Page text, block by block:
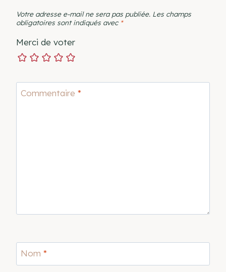
Votre adresse e-mail ne sera pas publiée. Les champs
obligatoires sont indiqués avec *
Merci de voter
Commentaire *
Nom *